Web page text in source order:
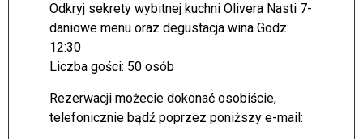
Odkryj sekrety wybitnej kuchni Olivera Nasti 7-
daniowe menu oraz degustacja wina Godz:
12:30
Liczba gości: 50 osób
Rezerwacji możecie dokonać osobiście,
telefonicznie bądź poprzez poniższy e-mail: